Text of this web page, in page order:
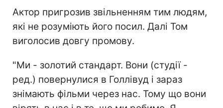
Актор пригрозив звільненням тим людям,
які не розуміють його посил. Далі Том
виголосив довгу промову.
"Ми - золотий стандарт. Вони (студії -
ред.) повернулися в Голлівуд і зараз
знімають фільми через нас. Тому що вони